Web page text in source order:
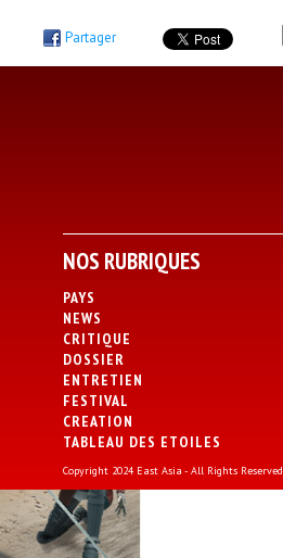
Partager
NOS RUBRIQUES
PAYS
NEWS
CRITIQUE
DOSSIER
ENTRETIEN
FESTIVAL
CREATION
TABLEAU DES ETOILES
Copyright 2024 East Asia - All Rights Reserved